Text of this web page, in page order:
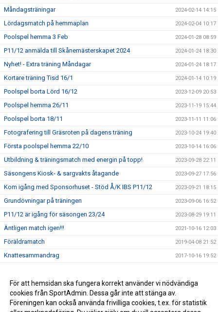
Måndagsträningar 2024-02-14 14:15
Lördagsmatch på hemmaplan 2024-02-04 10:17
Poolspel hemma 3 Feb 2024-01-28 08:59
P11/12 anmälda till Skånemästerskapet 2024 2024-01-24 18:30
Nyhet! - Extra träning Måndagar 2024-01-24 18:17
Kortare träning Tisd 16/1 2024-01-14 10:19
Poolspel borta Lörd 16/12 2023-12-09 20:53
Poolspel hemma 26/11 2023-11-19 15:44
Poolspel borta 18/11 2023-11-11 11:06
Fotografering till Gräsroten på dagens träning 2023-10-24 19:40
Första poolspel hemma 22/10 2023-10-14 16:06
Utbildning & träningsmatch med energin på topp! 2023-09-28 22:11
Säsongens Kiosk- & sargvakts åtagande 2023-09-27 17:56
Kom igång med Sponsorhuset - Stöd Å/K IBS P11/12 2023-09-21 18:15
Grundövningar på träningen 2023-09-06 16:52
P11/12 är igång för säsongen 23/24 2023-08-29 19:11
Äntligen match igen!!! 2021-10-16 12:03
Föräldramatch 2019-04-08 21:52
Knattesammandrag 2017-10-16 19:52
Spelprogram 2017-09-11 15:59
Första Träningen 2017-09-04 20:32
För att hemsidan ska fungera korrekt använder vi nödvändiga
cookies från SportAdmin. Dessa går inte att stänga av.
Föreningen kan också använda frivilliga cookies, t.ex. för statistik